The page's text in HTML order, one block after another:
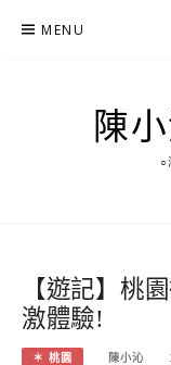
MENU
陳
○
【遊記】桃
激體驗!
＊ 桃園 陳小沁